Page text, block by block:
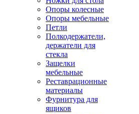
Опоры колесные
Опоры мебельные
Петли
Полкодержатели,
держатели для
стекла
Защелки
мебельные
Реставрационные
материалы
Фурнитура для
ящиков